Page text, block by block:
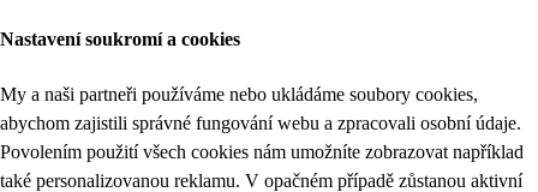
Nastavení soukromí a cookies
My a naši partneři používáme nebo ukládáme soubory cookies,
abychom zajistili správné fungování webu a zpracovali osobní údaje.
Povolením použití všech cookies nám umožníte zobrazovat například
také personalizovanou reklamu. V opačném případě zůstanou aktivní